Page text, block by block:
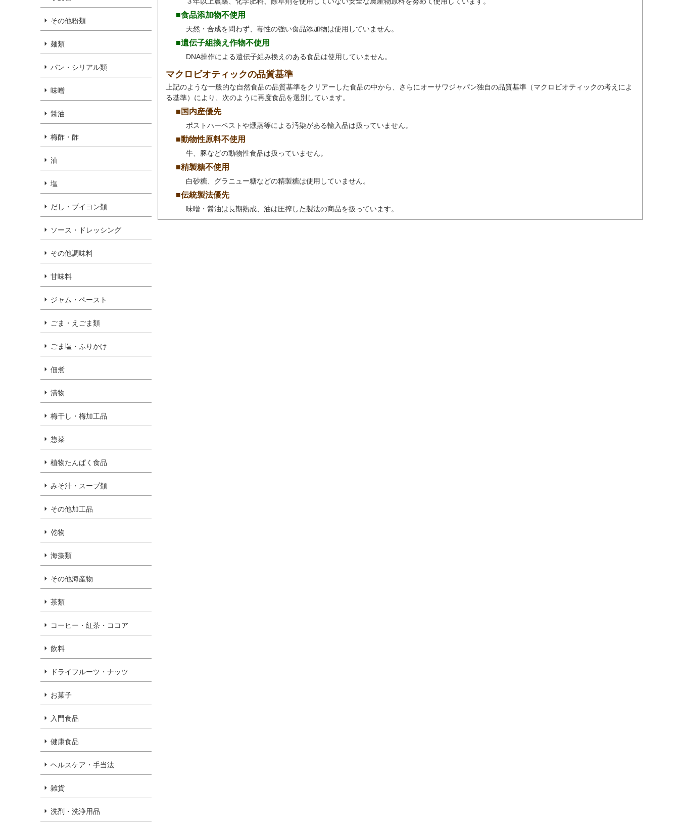
その他粉類
麺類
パン・シリアル類
味噌
醤油
梅酢・酢
油
塩
だし・ブイヨン類
ソース・ドレッシング
その他調味料
甘味料
ジャム・ペースト
ごま・えごま類
ごま塩・ふりかけ
佃煮
漬物
梅干し・梅加工品
惣菜
植物たんぱく食品
みそ汁・スープ類
その他加工品
乾物
海藻類
その他海産物
茶類
コーヒー・紅茶・ココア
飲料
ドライフルーツ・ナッツ
お菓子
入門食品
健康食品
ヘルスケア・手当法
雑貨
洗剤・洗浄用品
■食品添加物不使用
天然・合成を問わず、毒性の強い食品添加物は使用していません。
■遺伝子組換え作物不使用
DNA操作による遺伝子組み換えのある食品は使用していません。
マクロビオティックの品質基準
上記のような一般的な自然食品の品質基準をクリアーした食品の中から、さらにオーサワジャパン独自の品質基準（マクロビオティックの考えによ
る基準）により、次のように再度食品を選別しています。
■国内産優先
ポストハーベストや燻蒸等による汚染がある輸入品は扱っていません。
■動物性原料不使用
牛、豚などの動物性食品は扱っていません。
■精製糖不使用
白砂糖、グラニュー糖などの精製糖は使用していません。
■伝統製法優先
味噌・醤油は長期熟成、油は圧搾した製法の商品を扱っています。